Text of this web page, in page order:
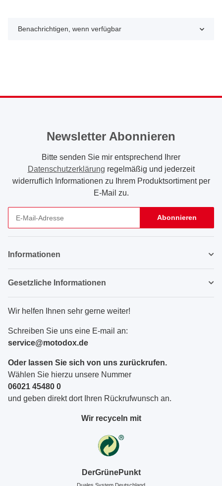
Benachrichtigen, wenn verfügbar
Newsletter Abonnieren
Bitte senden Sie mir entsprechend Ihrer
Datenschutzerklärung regelmäßig und jederzeit
widerruflich Informationen zu Ihrem Produktsortiment per
E-Mail zu.
Abonnieren
Informationen
Gesetzliche Informationen
Wir helfen Ihnen sehr gerne weiter!
Schreiben Sie uns eine E-mail an:
service@motodox.de
Oder lassen Sie sich von uns zurückrufen.
Wählen Sie hierzu unsere Nummer
06021 45480 0
und geben direkt dort Ihren Rückrufwunsch an.
Wir recyceln mit
DerGrünePunkt